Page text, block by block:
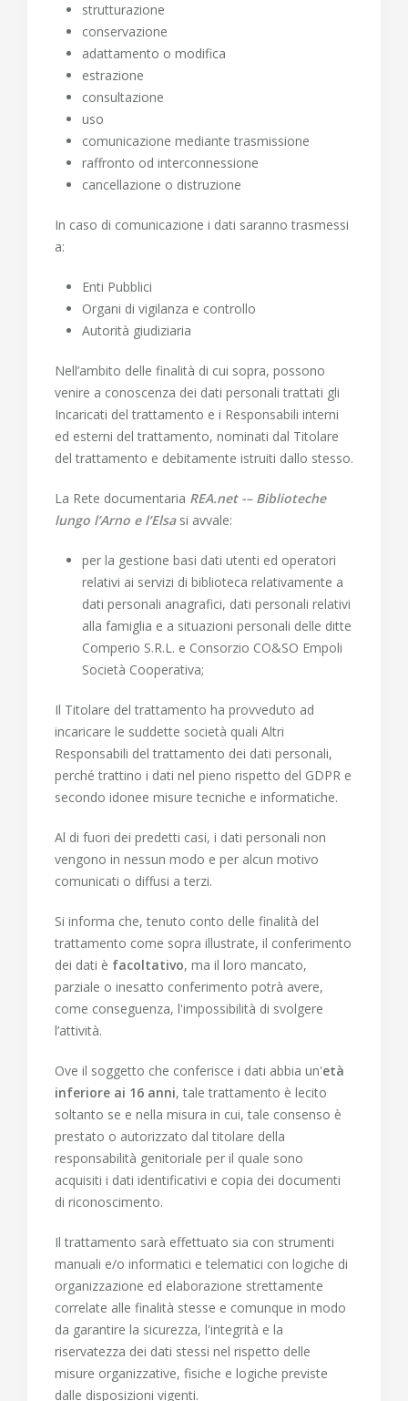
strutturazione
conservazione
adattamento o modifica
estrazione
consultazione
uso
comunicazione mediante trasmissione
raffronto od interconnessione
cancellazione o distruzione
In caso di comunicazione i dati saranno trasmessi
a:
Enti Pubblici
Organi di vigilanza e controllo
Autorità giudiziaria
Nell’ambito delle finalità di cui sopra, possono
venire a conoscenza dei dati personali trattati gli
Incaricati del trattamento e i Responsabili interni
ed esterni del trattamento, nominati dal Titolare
del trattamento e debitamente istruiti dallo stesso.
La Rete documentaria REA.net -– Biblioteche
lungo l’Arno e l’Elsasi avvale:
per la gestione basi dati utenti ed operatori
relativi ai servizi di biblioteca relativamente a
dati personali anagrafici, dati personali relativi
alla famiglia e a situazioni personali delle ditte
Comperio S.R.L. e Consorzio CO&SO Empoli
Società Cooperativa;
Il Titolare del trattamento ha provveduto ad
incaricare le suddette società quali Altri
Responsabili del trattamento dei dati personali,
perché trattino i dati nel pieno rispetto del GDPR e
secondo idonee misure tecniche e informatiche.
Al di fuori dei predetti casi, i dati personali non
vengono in nessun modo e per alcun motivo
comunicati o diffusi a terzi.
Si informa che, tenuto conto delle finalità del
trattamento come sopra illustrate, il conferimento
dei dati è facoltativo, ma il loro mancato,
parziale o inesatto conferimento potrà avere,
come conseguenza, l'impossibilità di svolgere
l’attività.
Ove il soggetto che conferisce i dati abbia un'età
inferiore ai 16 anni, tale trattamento è lecito
soltanto se e nella misura in cui, tale consenso è
prestato o autorizzato dal titolare della
responsabilità genitoriale per il quale sono
acquisiti i dati identificativi e copia dei documenti
di riconoscimento.
Il trattamento sarà effettuato sia con strumenti
manuali e/o informatici e telematici con logiche di
organizzazione ed elaborazione strettamente
correlate alle finalità stesse e comunque in modo
da garantire la sicurezza, l'integrità e la
riservatezza dei dati stessi nel rispetto delle
misure organizzative, fisiche e logiche previste
dalle disposizioni vigenti.